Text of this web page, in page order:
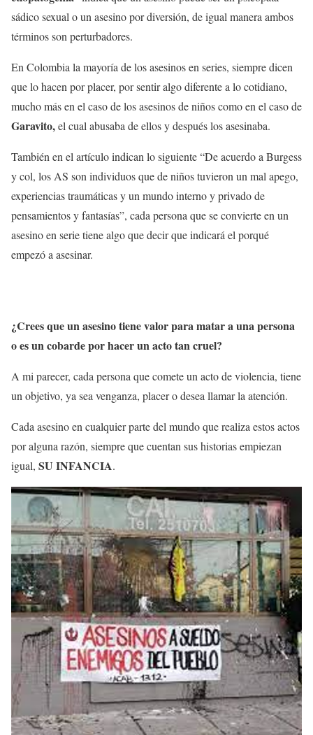
sádico sexual o un asesino por diversión, de igual manera ambos
términos son perturbadores.
En Colombia la mayoría de los asesinos en series, siempre dicen
que lo hacen por placer, por sentir algo diferente a lo cotidiano,
mucho más en el caso de los asesinos de niños como en el caso de
Garavito,el cual abusaba de ellos y después los asesinaba.
También en el artículo indican lo siguiente “De acuerdo a Burgess
y col, los AS son individuos que de niños tuvieron un mal apego,
experiencias traumáticas y un mundo interno y privado de
pensamientos y fantasías”, cada persona que se convierte en un
asesino en serie tiene algo que decir que indicará el porqué
empezó a asesinar.
¿Crees que un asesino tiene valor para matar a una persona
o es un cobarde por hacer un acto tan cruel?
A mi parecer, cada persona que comete un acto de violencia, tiene
un objetivo, ya sea venganza, placer o desea llamar la atención.
Cada asesino en cualquier parte del mundo que realiza estos actos
por alguna razón, siempre que cuentan sus historias empiezan
igual, SU INFANCIA.